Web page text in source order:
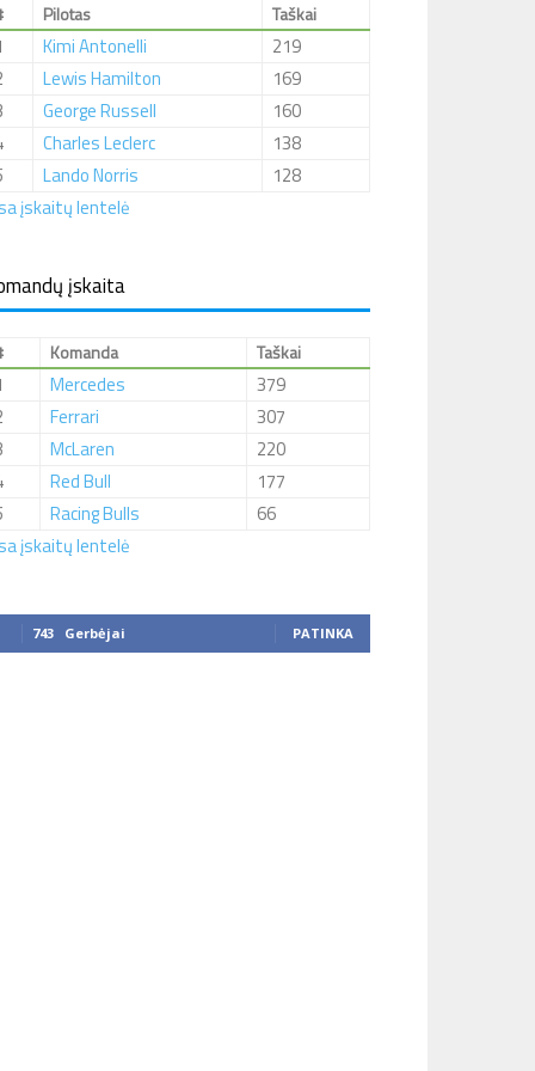
Pilotas Taškai
Kimi Antonelli
219
Lewis Hamilton
169
George Russell
160
Charles Leclerc
138
Lando Norris
128
įskaitų lentelė
įskaita
Komanda Taškai
Mercedes
379
Ferrari
307
McLaren
220
Red Bull
177
Racing Bulls
66
įskaitų lentelė
743 Gerbėjai PATINKA